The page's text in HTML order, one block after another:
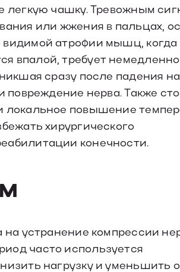
легкую чашку. Тревожным
или жжения в пальцах,
атрофии мышц, когда
впалой, требует
сразу после падения на
повреждение нерва. Также
локальное повышение
хирургического
конечности.
на устранение компрессии
часто используется
нагрузку и уменьшить